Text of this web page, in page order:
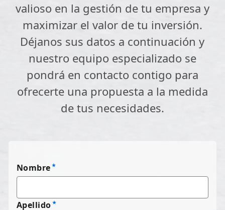
valioso en la gestión de tu empresa y
maximizar el valor de tu inversión.
Déjanos sus datos a continuación y
nuestro equipo especializado se
pondrá en contacto contigo para
ofrecerte una propuesta a la medida
de tus necesidades.
Nombre
Apellido